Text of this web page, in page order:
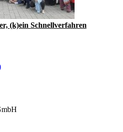
(k)ein Schnellverfahren